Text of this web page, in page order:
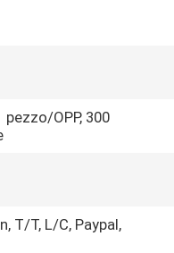
OPP, 300
T/T, L/C, Paypal,